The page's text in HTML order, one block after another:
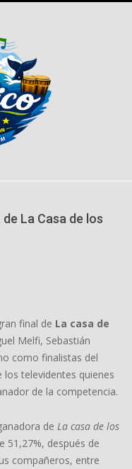
La Casa de los
final de La casa de
Melfi, Sebastián
como finalistas del
televidentes quienes
de la competencia.
de La casa de los
51,27%, después de
compañeros, entre